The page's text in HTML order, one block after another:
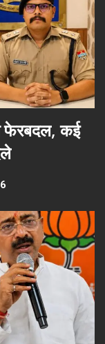
फेरबदल, कई